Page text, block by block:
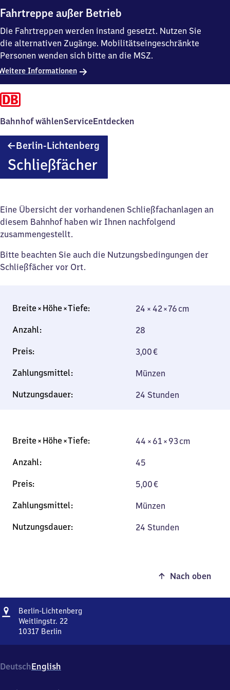
Fahrtreppe außer Betrieb
Die Fahrtreppen werden instand gesetzt. Nutzen Sie
die alternativen Zugänge. Mobilitätseingeschränkte
Personen wenden sich bitte an die MSZ.
Informationen
Bahnhof wählenServiceEntdecken
Berlin-Lichtenberg
Schließfächer
Eine Übersicht der vorhandenen Schließfachanlagen an
diesem Bahnhof haben wir Ihnen nachfolgend
zusammengestellt.
Bitte beachten Sie auch die Nutzungsbedingungen der
Schließfächer vor Ort.
24 × 42 × 76 cm
28
3,00€
Münzen
24 Stunden
44 × 61 × 93 cm
45
5,00€
Münzen
24 Stunden
Nach oben
Adresse
Berlin-Lichtenberg
Weitlingstr. 22
10317 Berlin
Weitlingstr.
22,
DeutschEnglish